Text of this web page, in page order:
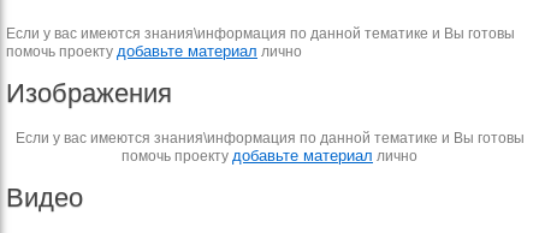
Если у вас имеются знания\информация по данной тематике и Вы готовы
помочь проекту добавьте материал лично
Изображения
Если у вас имеются знания\информация по данной тематике и Вы готовы
помочь проекту добавьте материал лично
Видео